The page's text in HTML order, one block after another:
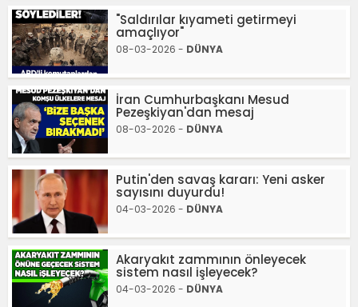
"Saldırılar kıyameti getirmeyi
amaçlıyor"
08-03-2026 - DÜNYA
İran Cumhurbaşkanı Mesud
Pezeşkiyan'dan mesaj
08-03-2026 - DÜNYA
Putin'den savaş kararı: Yeni asker
sayısını duyurdu!
04-03-2026 - DÜNYA
Akaryakıt zammının önleyecek
sistem nasıl işleyecek?
04-03-2026 - DÜNYA